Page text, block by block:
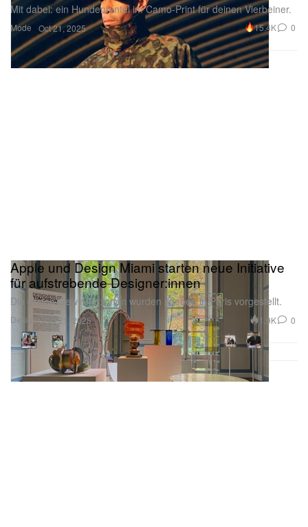
Mode
Mit dabei: ein Hundemantel im Camo-Print für deinen Vierbeiner.
Oct 21, 2025 15.4K 0
Design
Apple und Design Miami starten neue Initiative
für aufstrebende Designer:innen
Die ersten Gewinner:innen wurden soeben in Paris vorgestellt.
Oct 21, 2025 1.9K 0